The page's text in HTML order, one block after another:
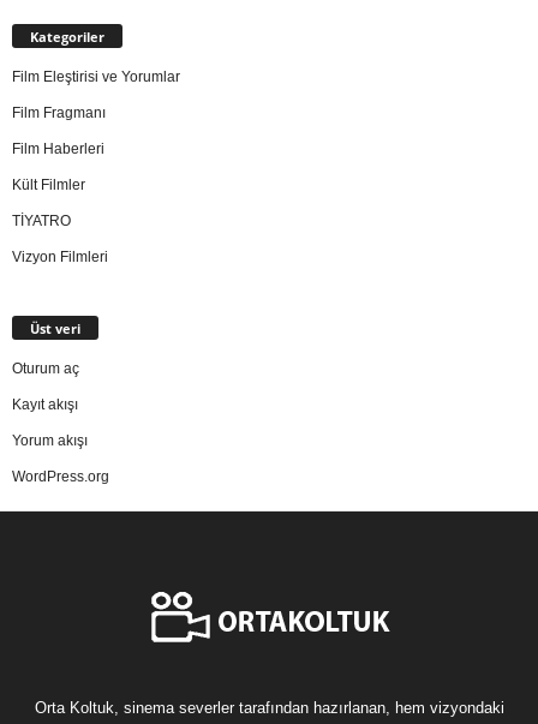
Kategoriler
Film Eleştirisi ve Yorumlar
Film Fragmanı
Film Haberleri
Kült Filmler
TİYATRO
Vizyon Filmleri
Üst veri
Oturum aç
Kayıt akışı
Yorum akışı
WordPress.org
Orta Koltuk, sinema severler tarafından hazırlanan, hem vizyondaki